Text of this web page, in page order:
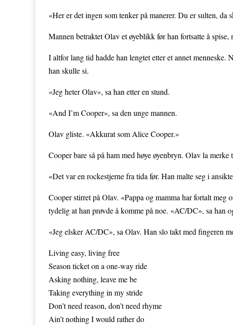
«Her er det ingen som tenker på manerer. Du er sulten, da
Mannen betraktet Olav et øyeblikk før han fortsatte å
I altfor lang tid hadde han lengtet etter et annet
han skulle si.
«Jeg heter Olav», sa han etter en stund.
«And I’m Cooper», sa den unge mannen.
Olav gliste. «Akkurat som Alice Cooper.»
Cooper bare så på ham med høye øyenbryn. Olav la
«Det var en rockestjerne fra tida før. Han malte seg i
Cooper stirret på Olav. «Pappa og mamma har fortalt
tydelig at han prøvde å komme på noe. «AC/DC», sa han
«Jeg elsker AC/DC», sa Olav. Han slo takt med fingeren
Living easy, living free
Season ticket on a one-way ride
Asking nothing, leave me be
Taking everything in my stride
Don’t need reason, don’t need rhyme
Ain’t nothing I would rather do